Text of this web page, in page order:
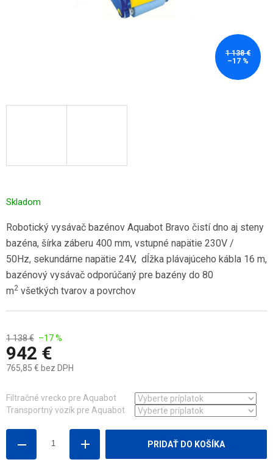
1 138 €
–17 %
1 138 € –17 %
942 €
765,85 € bez DPH
cena:
Skladom
Filtračné vrecko pre Aquabot
Transportný vozík pre Aquabot
PRIDAŤ DO KOŠÍKA
Robotický vysávač bazénov Aquabot Bravo čistí dno aj steny
bazéna, šírka záberu 400 mm, vstupné napätie 230V /
50Hz, sekundárne napätie 24V, dĺžka plávajúceho kábla 16 m,
bazénový vysávač odporúčaný pre bazény do 80
m2 všetkých tvarov a povrchov